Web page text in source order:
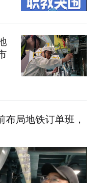
局地铁订单班，